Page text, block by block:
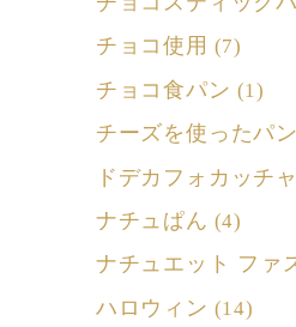
チョコ使用 (7)
チョコ食パン (1)
チーズを使ったパン
ドデカフォカッチャ
ナチュぱん (4)
ナチュエット ファ
ハロウィン (14)